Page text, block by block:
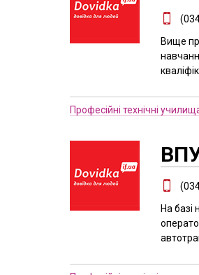
Вище
Професійні технічні
На базі